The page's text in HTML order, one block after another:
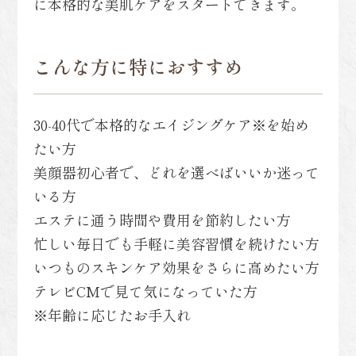
こんな方に特におすすめ
30-40代で本格的なエイジングケア※を始め
たい方
美顔器初心者で、どれを選べばいいか迷って
いる方
エステに通う時間や費用を節約したい方
忙しい毎日でも手軽に美容習慣を続けたい方
いつものスキンケア効果をさらに高めたい方
テレビCMで見て気になっていた方
※年齢に応じたお手入れ